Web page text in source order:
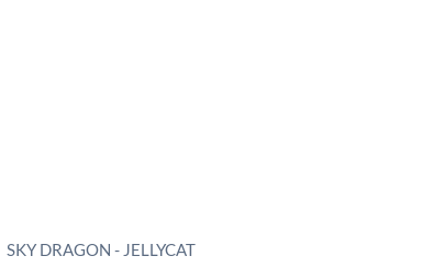
SKY DRAGON - JELLYCAT